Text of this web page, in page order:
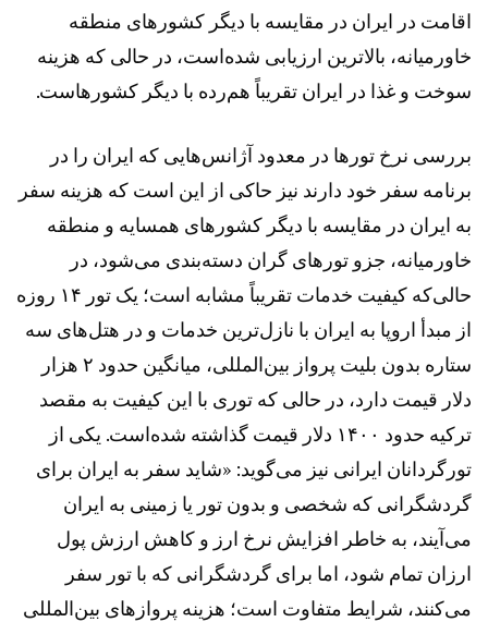
اقامت در ایران در مقایسه با دیگر کشور‌های منطقه
خاورمیانه، بالاترین ارزیابی شده‌است، در حالی که هزینه
سوخت و غذا در ایران تقریباً هم‌رده با دیگر کشورهاست.
بررسی نرخ تور‌ها در معدود آژانس‌هایی که ایران را در
برنامه سفر خود دارند نیز حاکی از این است که هزینه سفر
به ایران در مقایسه با دیگر کشور‌های همسایه و منطقه
خاورمیانه، جزو تور‌های گران دسته‌بندی می‌شود، در
حالی‌که کیفیت خدمات تقریباً مشابه است؛ یک تور ۱۴ روزه
از مبدأ اروپا به ایران با نازل‌ترین خدمات و در هتل‌های سه
ستاره بدون بلیت پرواز بین‌المللی، میانگین حدود ۲ هزار
دلار قیمت دارد، در حالی که توری با این کیفیت به مقصد
ترکیه حدود ۱۴۰۰ دلار قیمت گذاشته شده‌است. یکی از
تورگردانان ایرانی نیز می‌گوید: «شاید سفر به ایران برای
گردشگرانی که شخصی و بدون تور یا زمینی به ایران
می‌آیند، به خاطر افزایش نرخ ارز و کاهش ارزش پول
ارزان تمام شود، اما برای گردشگرانی که با تور سفر
می‌کنند، شرایط متفاوت است؛ هزینه پرواز‌های بین‌المللی